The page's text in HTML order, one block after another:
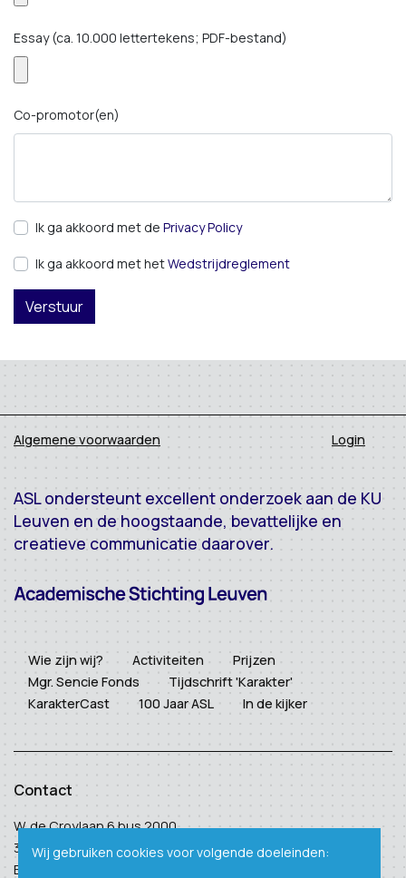
Essay (ca. 10.000 lettertekens; PDF-bestand)
Co-promotor(en)
Ik ga akkoord met de Privacy Policy
Ik ga akkoord met hetWedstrijdreglement
Algemene voorwaarden Login
ASL ondersteunt excellent onderzoek aan de KU
Leuven en de hoogstaande, bevattelijke en
creatieve communicatie daarover.
Wie zijn wij? Activiteiten
Prijzen
Mgr. Sencie Fonds
Tijdschrift 'Karakter'
KarakterCast
100 Jaar ASL In de kijker
Contact
W. de Croylaan 6 bus 2000
3001 Heverlee
BTW: BE 0410 938 124
Wij gebruiken cookies voor volgende doeleinden: